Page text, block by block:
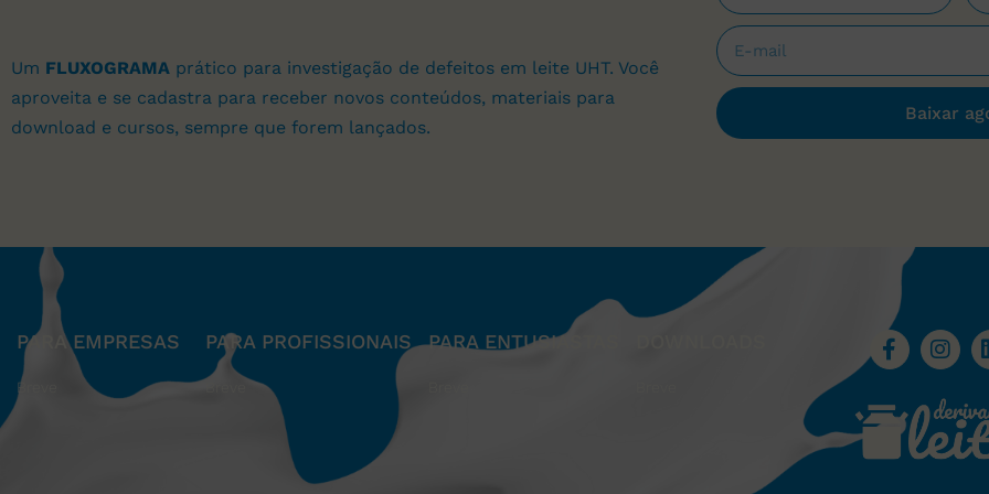
Um FLUXOGRAMA prático para investigação de defeitos em leite UHT. Você
aproveita e se cadastra para receber novos conteúdos, materiais para
download e cursos, sempre que forem lançados.
Baixar
PARA EMPRESAS
Breve
PARA PROFISSIONAIS PARA ENTUSIASTAS